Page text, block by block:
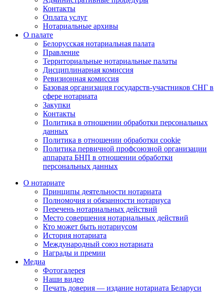
Контакты
Оплата услуг
Нотариальные архивы
О палате
Белорусская нотариальная палата
Правление
Территориальные нотариальные палаты
Дисциплинарная комиссия
Ревизионная комиссия
Базовая организация государств-участников СНГ в
сфере нотариата
Закупки
Контакты
Политика в отношении обработки персональных
данных
Политика в отношении обработки cookie
Политика первичной профсоюзной организации
аппарата БНП в отношении обработки
персональных данных
О нотариате
Принципы деятельности нотариата
Полномочия и обязанности нотариуса
Перечень нотариальных действий
Место совершения нотариальных действий
Кто может быть нотариусом
История нотариата
Международный союз нотариата
Награды и премии
Медиа
Фотогалерея
Наши видео
Печать доверия — издание нотариата Беларуси